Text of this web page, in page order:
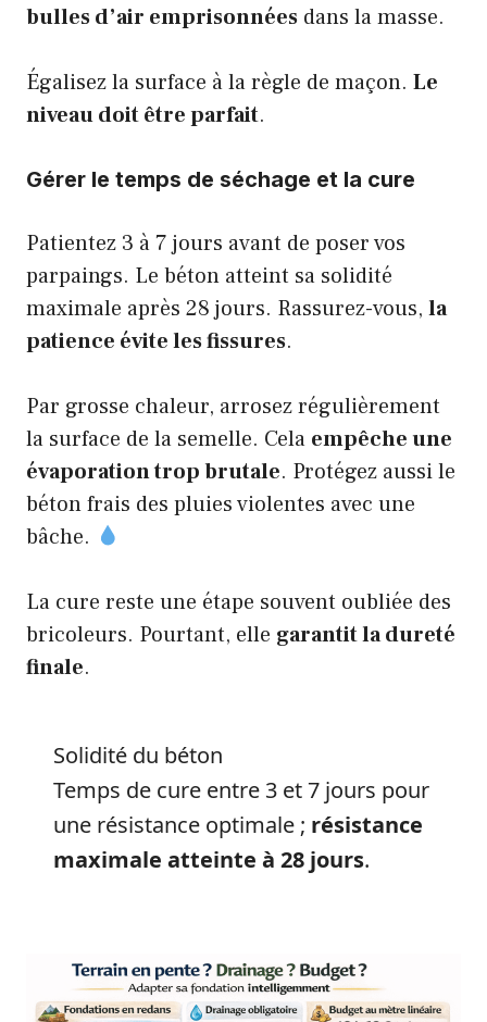
bulles d’air emprisonnées dans la masse.
Égalisez la surface à la règle de maçon. Le
niveau doit être parfait.
Gérer le temps de séchage et la cure
Patientez 3 à 7 jours avant de poser vos
parpaings. Le béton atteint sa solidité
maximale après 28 jours. Rassurez-vous, la
patience évite les fissures.
Par grosse chaleur, arrosez régulièrement
la surface de la semelle. Cela empêche une
évaporation trop brutale. Protégez aussi le
béton frais des pluies violentes avec une
bâche.
La cure reste une étape souvent oubliée des
bricoleurs. Pourtant, elle garantit la dureté
finale.
Solidité du béton
Temps de cure entre 3 et 7 jours pour
une résistance optimale ; résistance
maximale atteinte à 28 jours.